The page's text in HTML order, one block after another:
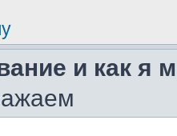
и как я